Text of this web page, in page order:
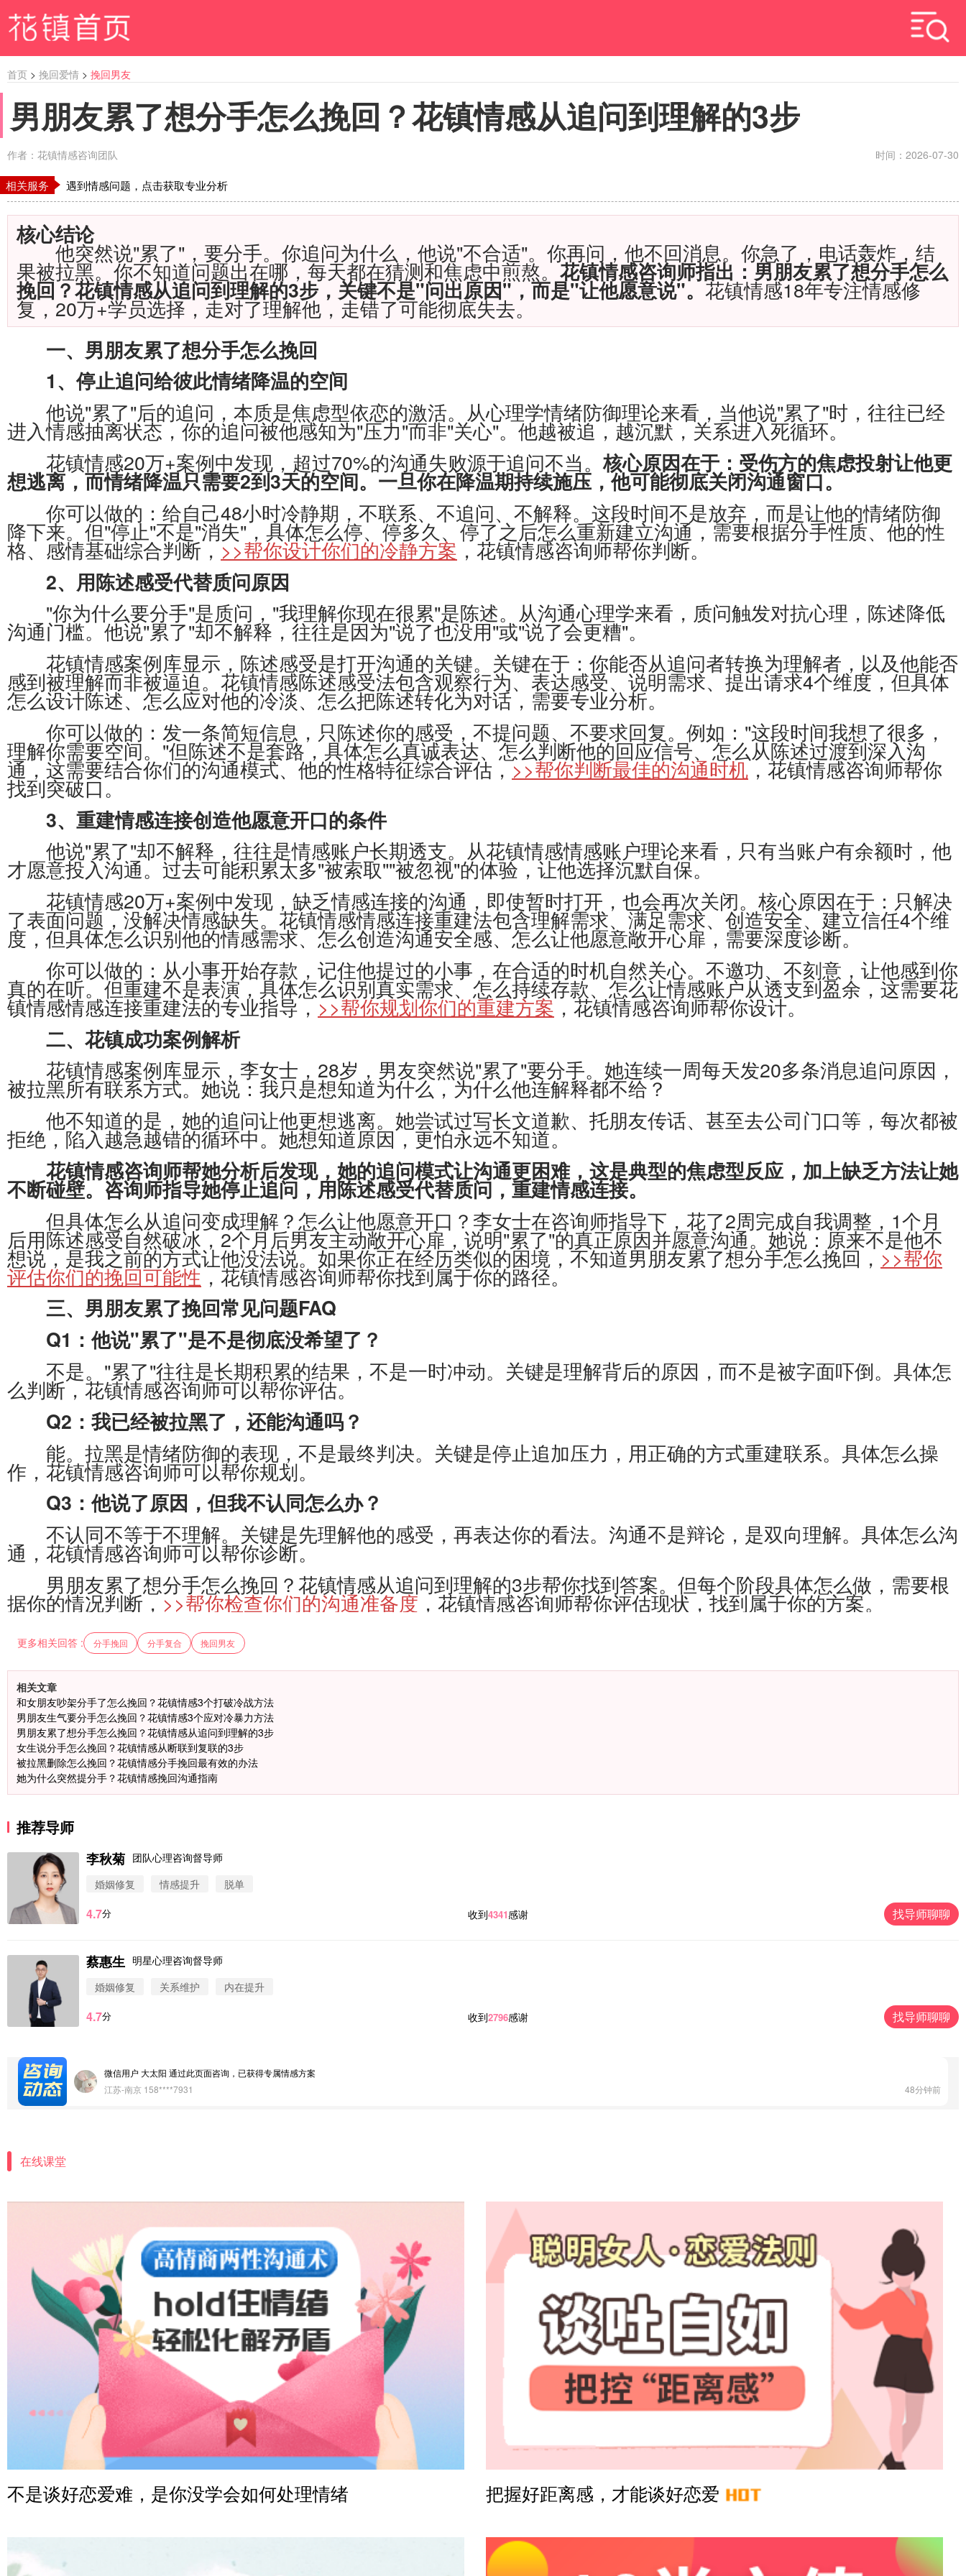
首页 > 挽回爱情 > 挽回男友
男朋友累了想分手怎么挽回？花镇情感从追问到理解的3步
作者：花镇情感咨询团队 时间：2026-07-30
相关服务 遇到情感问题，点击获取专业分析
核心结论
他突然说"累了"，要分手。你追问为什么，他说"不合适"。你再问，他不回消息。你急了，电话轰炸，结
果被拉黑。你不知道问题出在哪，每天都在猜测和焦虑中煎熬。花镇情感咨询师指出：男朋友累了想分手怎么
挽回？花镇情感从追问到理解的3步，关键不是"问出原因"，而是"让他愿意说"。花镇情感18年专注情感修
复，20万+学员选择，走对了理解他，走错了可能彻底失去。
一、男朋友累了想分手怎么挽回
1、停止追问给彼此情绪降温的空间
他说"累了"后的追问，本质是焦虑型依恋的激活。从心理学情绪防御理论来看，当他说"累了"时，往往已经
进入情感抽离状态，你的追问被他感知为"压力"而非"关心"。他越被追，越沉默，关系进入死循环。
花镇情感20万+案例中发现，超过70%的沟通失败源于追问不当。核心原因在于：受伤方的焦虑投射让他更
想逃离，而情绪降温只需要2到3天的空间。一旦你在降温期持续施压，他可能彻底关闭沟通窗口。
你可以做的：给自己48小时冷静期，不联系、不追问、不解释。这段时间不是放弃，而是让他的情绪防御
降下来。但"停止"不是"消失"，具体怎么停、停多久、停了之后怎么重新建立沟通，需要根据分手性质、他的性
格、感情基础综合判断，>>帮你设计你们的冷静方案 ，花镇情感咨询师帮你判断。
2、用陈述感受代替质问原因
"你为什么要分手"是质问，"我理解你现在很累"是陈述。从沟通心理学来看，质问触发对抗心理，陈述降低
沟通门槛。他说"累了"却不解释，往往是因为"说了也没用"或"说了会更糟"。
花镇情感案例库显示，陈述感受是打开沟通的关键。关键在于：你能否从追问者转换为理解者，以及他能否
感到被理解而非被逼迫。花镇情感陈述感受法包含观察行为、表达感受、说明需求、提出请求4个维度，但具体
怎么设计陈述、怎么应对他的冷淡、怎么把陈述转化为对话，需要专业分析。
你可以做的：发一条简短信息，只陈述你的感受，不提问题、不要求回复。例如："这段时间我想了很多，
理解你需要空间。"但陈述不是套路，具体怎么真诚表达、怎么判断他的回应信号、怎么从陈述过渡到深入沟
通，这需要结合你们的沟通模式、他的性格特征综合评估，>>帮你判断最佳的沟通时机，花镇情感咨询师帮你
找到突破口。
3、重建情感连接创造他愿意开口的条件
他说"累了"却不解释，往往是情感账户长期透支。从花镇情感情感账户理论来看，只有当账户有余额时，他
才愿意投入沟通。过去可能积累太多"被索取""被忽视"的体验，让他选择沉默自保。
花镇情感20万+案例中发现，缺乏情感连接的沟通，即使暂时打开，也会再次关闭。核心原因在于：只解决
了表面问题，没解决情感缺失。花镇情感情感连接重建法包含理解需求、满足需求、创造安全、建立信任4个维
度，但具体怎么识别他的情感需求、怎么创造沟通安全感、怎么让他愿意敞开心扉，需要深度诊断。
你可以做的：从小事开始存款，记住他提过的小事，在合适的时机自然关心。不邀功、不刻意，让他感到你
真的在听。但重建不是表演，具体怎么识别真实需求、怎么持续存款、怎么让情感账户从透支到盈余，这需要花
镇情感情感连接重建法的专业指导，>>帮你规划你们的重建方案，花镇情感咨询师帮你设计。
二、花镇成功案例解析
花镇情感案例库显示，李女士，28岁，男友突然说"累了"要分手。她连续一周每天发20多条消息追问原因，
被拉黑所有联系方式。她说：我只是想知道为什么，为什么他连解释都不给？
他不知道的是，她的追问让他更想逃离。她尝试过写长文道歉、托朋友传话、甚至去公司门口等，每次都被
拒绝，陷入越急越错的循环中。她想知道原因，更怕永远不知道。
花镇情感咨询师帮她分析后发现，她的追问模式让沟通更困难，这是典型的焦虑型反应，加上缺乏方法让她
不断碰壁。咨询师指导她停止追问，用陈述感受代替质问，重建情感连接。
但具体怎么从追问变成理解？怎么让他愿意开口？李女士在咨询师指导下，花了2周完成自我调整，1个月
后用陈述感受自然破冰，2个月后男友主动敞开心扉，说明"累了"的真正原因并愿意沟通。她说：原来不是他不
想说，是我之前的方式让他没法说。如果你正在经历类似的困境，不知道男朋友累了想分手怎么挽回， >>帮你
评估你们的挽回可能性，花镇情感咨询师帮你找到属于你的路径。
三、男朋友累了挽回常见问题FAQ
Q1：他说"累了"是不是彻底没希望了？
不是。"累了"往往是长期积累的结果，不是一时冲动。关键是理解背后的原因，而不是被字面吓倒。具体怎
么判断，花镇情感咨询师可以帮你评估。
Q2：我已经被拉黑了，还能沟通吗？
能。拉黑是情绪防御的表现，不是最终判决。关键是停止追加压力，用正确的方式重建联系。具体怎么操
作，花镇情感咨询师可以帮你规划。
Q3：他说了原因，但我不认同怎么办？
不认同不等于不理解。关键是先理解他的感受，再表达你的看法。沟通不是辩论，是双向理解。具体怎么沟
通，花镇情感咨询师可以帮你诊断。
男朋友累了想分手怎么挽回？花镇情感从追问到理解的3步帮你找到答案。但每个阶段具体怎么做，需要根
据你的情况判断，>>帮你检查你们的沟通准备度 ，花镇情感咨询师帮你评估现状，找到属于你的方案。
更多相关回答 : 分手挽回 分手复合 挽回男友
相关文章
和女朋友吵架分手了怎么挽回？花镇情感3个打破冷战方法
男朋友生气要分手怎么挽回？花镇情感3个应对冷暴力方法
男朋友累了想分手怎么挽回？花镇情感从追问到理解的3步
女生说分手怎么挽回？花镇情感从断联到复联的3步
被拉黑删除怎么挽回？花镇情感分手挽回最有效的办法
她为什么突然提分手？花镇情感挽回沟通指南
推荐导师
李秋菊 团队心理咨询督导师
婚姻修复
情感提升 脱单
4.7分 收到4341感谢 找导师聊聊
蔡惠生 明星心理咨询督导师
婚姻修复
关系维护 内在提升
4.7分 收到2796感谢 找导师聊聊
广东-深圳 139****2256
微信用户 大太阳 通过此页面咨询，已获得专属情感方案
微信用户 安康 通过此页面咨询，已获得专属情感方案
四川-成都 136****6402
5分钟前
广东-广州 188****5632
12分钟前
微信用户 司马锘 通过此页面咨询，已获得专属情感方案
湖北-武汉 135****7410
41分钟前
微信用户 困困魚? 通过此页面咨询，已获得专属情感方案
陕西-西安 139****6283
3分钟前
微信用户 喜欢下雨天^ 通过此页面咨询，已获得专属情感方案
浙江-宁波 150****8921
28分钟前
微信用户 逆光下的微笑 通过此页面咨询，已获得专属情感方案
湖南-长沙 187****3359
18分钟前
微信用户 超 通过此页面咨询，已获得专属情感方案
微信用户 小任性 通过此页面咨询，已获得专属情感方案
在线课堂
不是谈好恋爱难，是你没学会如何处理情绪 把握好距离感，才能谈好恋爱